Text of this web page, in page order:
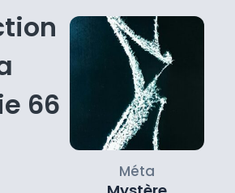
66
Méta